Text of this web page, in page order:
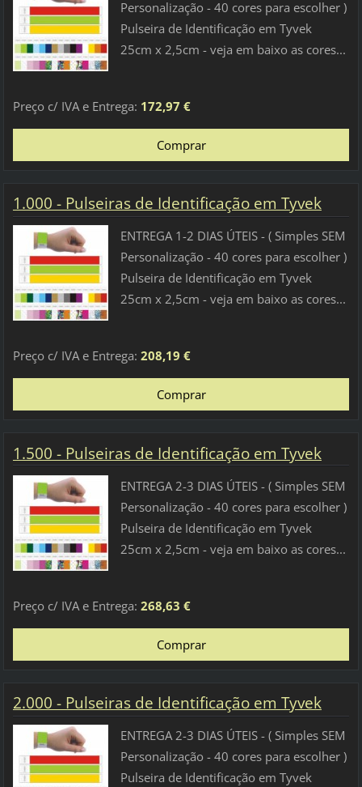
Personalização - 40 cores para escolher )
Pulseira de Identificação em Tyvek
25cm x 2,5cm - veja em baixo as cores...
Preço c/ IVA e Entrega: 172,97 €
1.000 - Pulseiras de Identificação em Tyvek
ENTREGA 1-2 DIAS ÚTEIS - ( Simples SEM
Personalização - 40 cores para escolher )
Pulseira de Identificação em Tyvek
25cm x 2,5cm - veja em baixo as cores...
Preço c/ IVA e Entrega: 208,19 €
1.500 - Pulseiras de Identificação em Tyvek
ENTREGA 2-3 DIAS ÚTEIS - ( Simples SEM
Personalização - 40 cores para escolher )
Pulseira de Identificação em Tyvek
25cm x 2,5cm - veja em baixo as cores...
Preço c/ IVA e Entrega: 268,63 €
2.000 - Pulseiras de Identificação em Tyvek
ENTREGA 2-3 DIAS ÚTEIS - ( Simples SEM
Personalização - 40 cores para escolher )
Pulseira de Identificação em Tyvek